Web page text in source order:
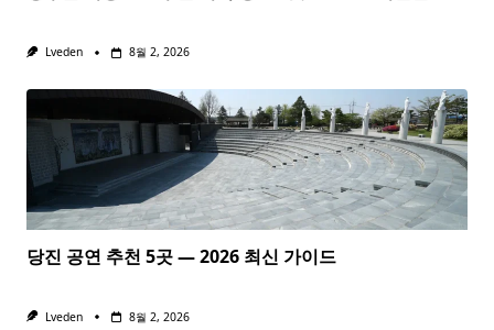
Lveden 8월 2, 2026
당진 공연 추천 5곳 — 2026 최신 가이드
Lveden 8월 2, 2026